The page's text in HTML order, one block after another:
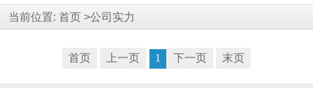
当前位置: 首页 >公司实力
首页 上一页 1 下一页 末页